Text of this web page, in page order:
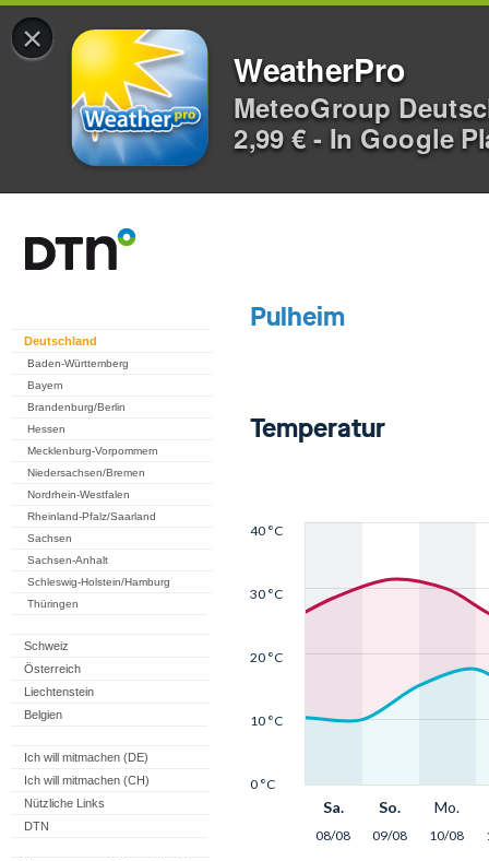
×
WeatherPro
MeteoGroup
2,99 € - In Google
Deutschland
Baden-Württemberg
Bayern
Brandenburg/Berlin
Hessen
Mecklenburg-Vorpommern
Niedersachsen/Bremen
Nordrhein-Westfalen
Rheinland-Pfalz/Saarland
Sachsen
Sachsen-Anhalt
Schleswig-Holstein/Hamburg
Thüringen
Schweiz
Österreich
Liechtenstein
Belgien
Ich will mitmachen (DE)
Ich will mitmachen (CH)
Nützliche Links
DTN